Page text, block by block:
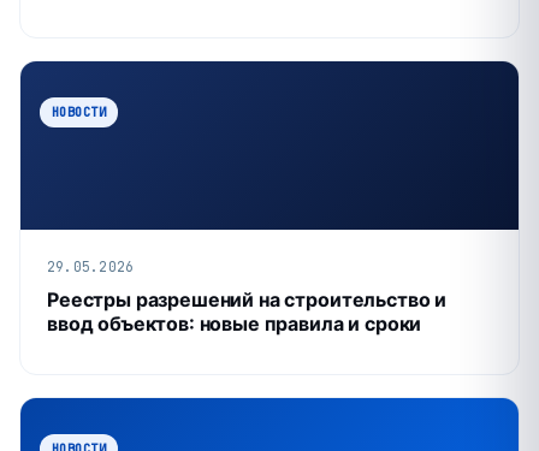
НОВОСТИ
29.05.2026
Реестры разрешений на строительство и
ввод объектов: новые правила и сроки